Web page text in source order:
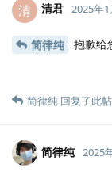
清 清君 2025年1
简律纯 抱歉给
简律纯 回复了此帖
简律纯 2025